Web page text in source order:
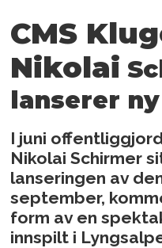
CMS
Nikolai
lanserer
I juni
Nikolai Schirmer
lanseringen av
september,
form av en
innspilt i